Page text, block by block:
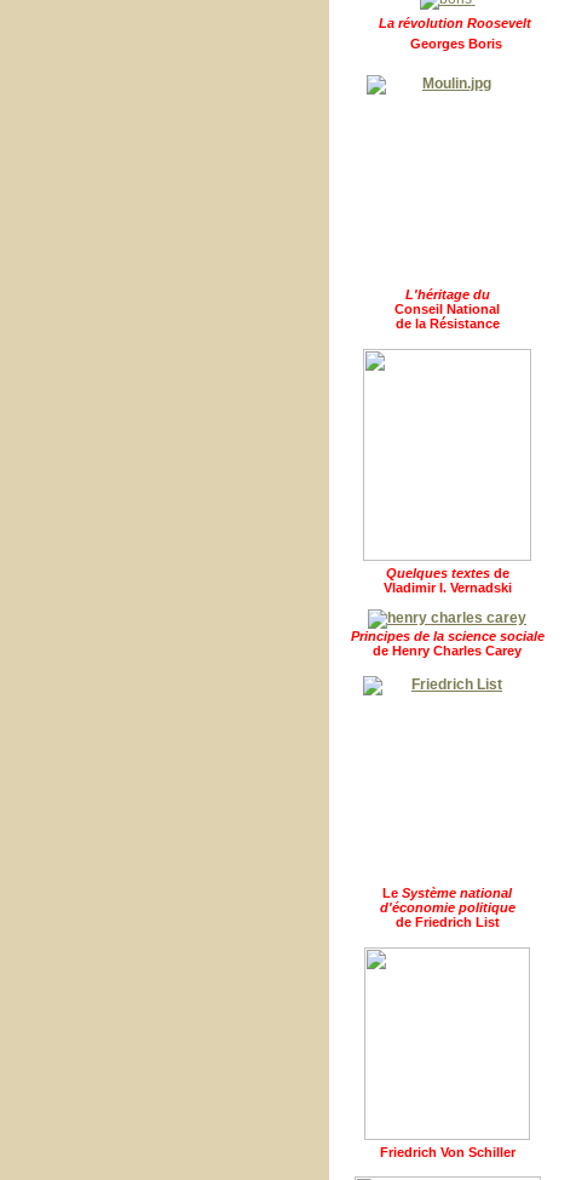
La révolution Roosevelt
Georges Boris
L'héritage du
Conseil National
de la Résistance
Quelques textes de
Vladimir I. Vernadski
Principes de la science sociale
de Henry Charles Carey
Le Système national
d'économie politique
de Friedrich List
Friedrich Von Schiller